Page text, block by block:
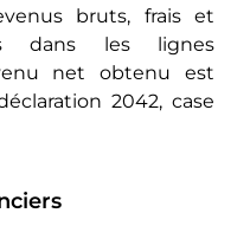
bruts, frais et
dans les lignes
net obtenu est
2042, case